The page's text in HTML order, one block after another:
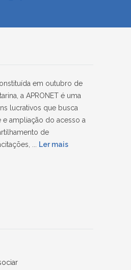
em outubro de
a APRONET é uma
lucrativos que busca
e ampliação do acesso a
de
...
Ler mais